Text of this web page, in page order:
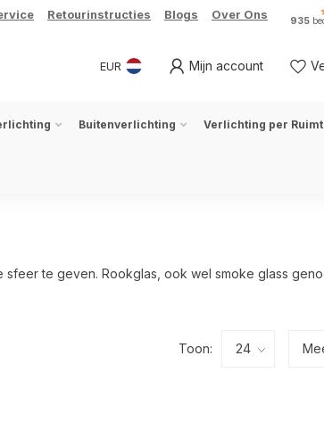
Retourinstructies Blogs Over Ons 935
EUR Mijn account
Buitenverlichting Verlichting per
te geven. Rookglas, ook wel smoke glass
Toon: